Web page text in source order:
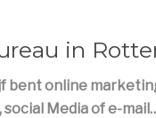
in
bent online
Media of e-